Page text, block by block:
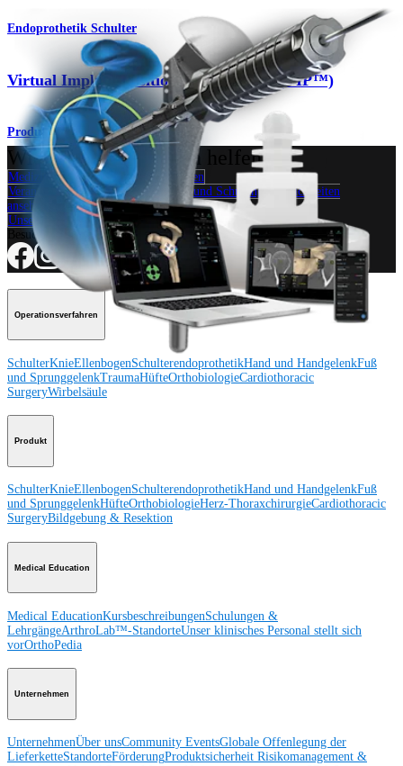
Endoprothetik Schulter
Virtual Implant Positioning™ -System (VIP™)
Produkt
Wie können wir Ihnen helfen?
Medizinproduktberater:in kontaktieren
Veranstaltungen, Lab-Vorführungen und Schulungsmöglichkeiten
ansehen
Unseren Newsletter abonnieren
Besuchen Sie uns
Operationsverfahren
SchulterKnieEllenbogenSchulterendoprothetikHand und HandgelenkFuß
und SprunggelenkTraumaHüfteOrthobiologieCardiothoracic
SurgeryWirbelsäule
Produkt
SchulterKnieEllenbogenSchulterendoprothetikHand und HandgelenkFuß
und SprunggelenkHüfteOrthobiologieHerz-ThoraxchirurgieCardiothoracic
SurgeryBildgebung & Resektion
Medical Education
Medical EducationKursbeschreibungenSchulungen &
LehrgängeArthroLab™-StandorteUnser klinisches Personal stellt sich
vorOrthoPedia
Unternehmen
UnternehmenÜber unsCommunity EventsGlobale Offenlegung der
LieferketteStandorteFörderungProduktsicherheit Risikomanagement &